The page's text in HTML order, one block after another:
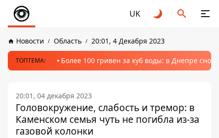
UK
Новости Область 20:01, 4 Декабря 2023
ТОПТЕМА: Более 100 гривен за куб воды: в Днепре
20:01, 04 декабря 2023
Головокружение, слабость и тремор: в
Каменском семья чуть не погибла из-за
газовой колонки